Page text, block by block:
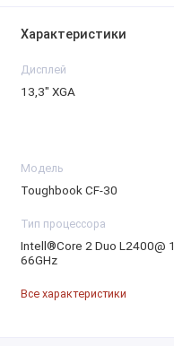
Характеристики
Дисплей
13,3″ XGA
Модель
Toughbook CF-30
Тип процессора
Intell®Core 2 Duo L2400@ 1,
66GHz
Все характеристики